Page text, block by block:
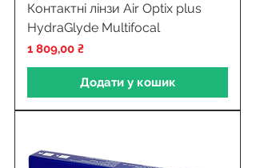
Контактні лінзи Air Optix plus
HydraGlyde Multifocal
Ціна
1 809,00 ₴
Додати у кошик